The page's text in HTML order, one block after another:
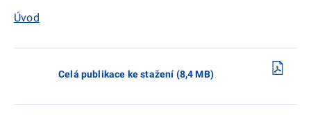
Úvod
Celá publikace ke stažení (8,4 MB)